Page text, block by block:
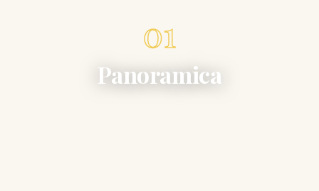
01
Panoramica